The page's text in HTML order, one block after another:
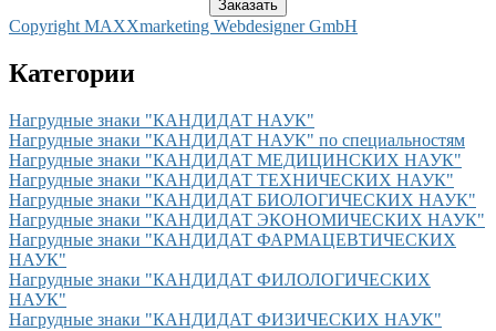
Copyright MAXXmarketing Webdesigner GmbH
Категории
Нагрудные знаки "КАНДИДАТ НАУК"
Нагрудные знаки "КАНДИДАТ НАУК" по специальностям
Нагрудные знаки "КАНДИДАТ МЕДИЦИНСКИХ НАУК"
Нагрудные знаки "КАНДИДАТ ТЕХНИЧЕСКИХ НАУК"
Нагрудные знаки "КАНДИДАТ БИОЛОГИЧЕСКИХ НАУК"
Нагрудные знаки "КАНДИДАТ ЭКОНОМИЧЕСКИХ НАУК"
Нагрудные знаки "КАНДИДАТ ФАРМАЦЕВТИЧЕСКИХ
НАУК"
Нагрудные знаки "КАНДИДАТ ФИЛОЛОГИЧЕСКИХ
НАУК"
Нагрудные знаки "КАНДИДАТ ФИЗИЧЕСКИХ НАУК"